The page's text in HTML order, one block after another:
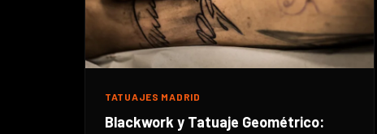
TATUAJES MADRID
Blackwork y Tatuaje Geométrico: